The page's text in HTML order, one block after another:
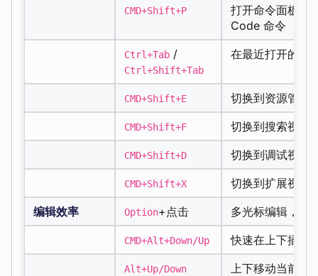
CMD+Shift+P
打开命令面板，
Code 命令
Ctrl+Tab /
Ctrl+Shift+Tab
在最近打开的文
CMD+Shift+E 切换到资源管理
CMD+Shift+F 切换到搜索视图
CMD+Shift+D 切换到调试视图
CMD+Shift+X
切换到扩展视图
编辑效率
Option+点击 多光标编辑，创
CMD+Alt+Down/Up 快速在上下插入
Alt+Up/Down 上下移动当前行